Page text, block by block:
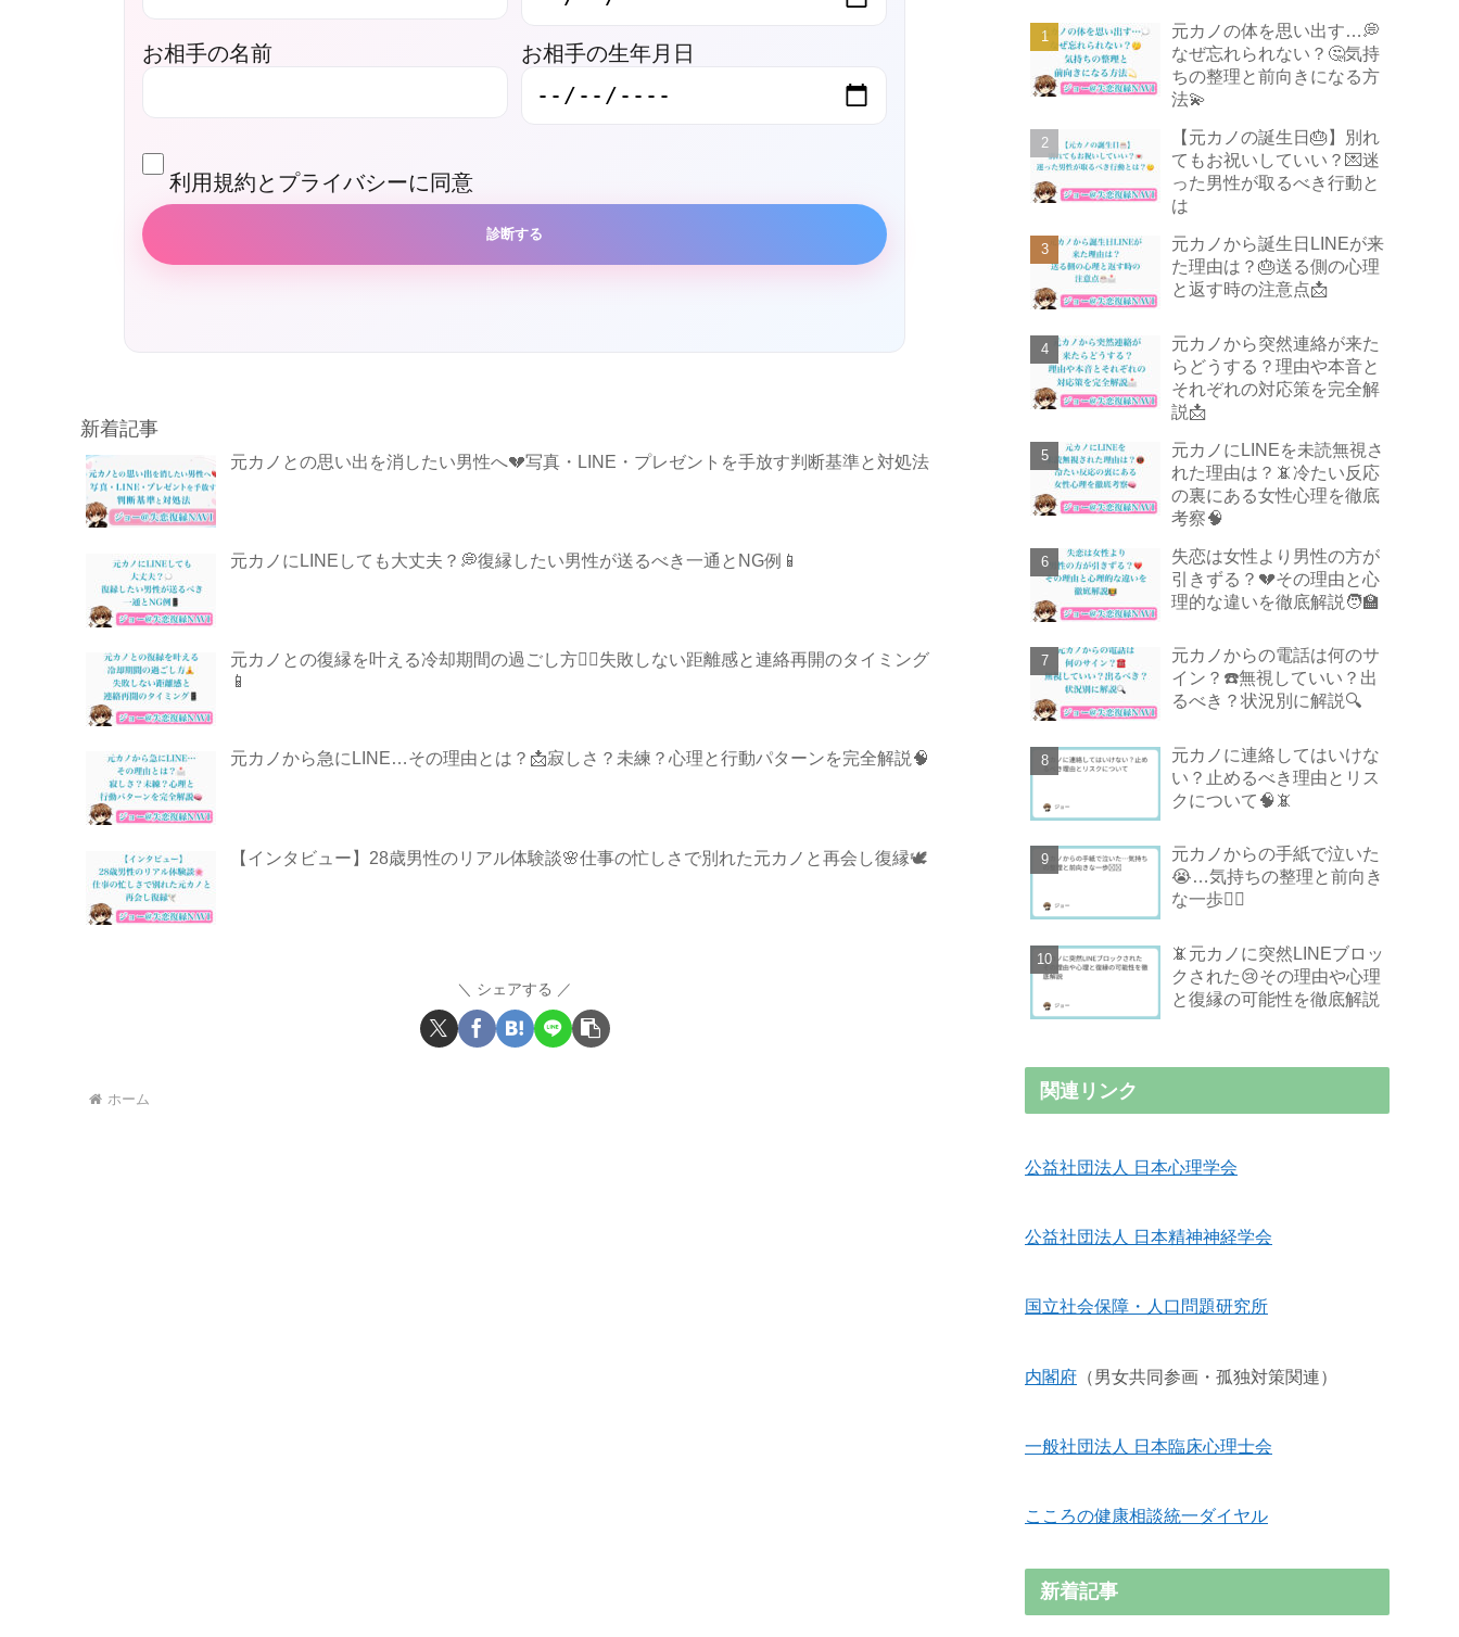
お相手の名前 お相手の生年月日
利用規約とプライバシーに同意
診断する
新着記事
元カノとの思い出を消したい男性へ💔写真・LINE・プレゼントを手放す判断基準と対処法
元カノにLINEしても大丈夫？💭復縁したい男性が送るべき一通とNG例📱
元カノとの復縁を叶える冷却期間の過ごし方🧘‍♂️失敗しない距離感と連絡再開のタイミング
📱
元カノから急にLINE…その理由とは？📩寂しさ？未練？心理と行動パターンを完全解説🧠
【インタビュー】28歳男性のリアル体験談🌸仕事の忙しさで別れた元カノと再会し復縁🕊️
シェアする
ホーム
元カノの体を思い出す…💭
なぜ忘れられない？🤔気持
ちの整理と前向きになる方
法💫
【元カノの誕生日🎂】別れ
てもお祝いしていい？💌迷
った男性が取るべき行動と
は
元カノから誕生日LINEが来
た理由は？🎂送る側の心理
と返す時の注意点📩
元カノから突然連絡が来た
らどうする？理由や本音と
それぞれの対応策を完全解
説📩
元カノにLINEを未読無視さ
れた理由は？📵冷たい反応
の裏にある女性心理を徹底
考察🧠
失恋は女性より男性の方が
引きずる？💔その理由と心
理的な違いを徹底解説🧑‍🏫
元カノからの電話は何のサ
イン？☎️無視していい？出
るべき？状況別に解説🔍
元カノに連絡してはいけな
い？止めるべき理由とリス
クについて🧠📵
元カノからの手紙で泣いた
😭…気持ちの整理と前向き
な一歩🚶‍♂️
📵元カノに突然LINEブロッ
クされた😢その理由や心理
と復縁の可能性を徹底解説
関連リンク
公益社団法人 日本心理学会
公益社団法人 日本精神神経学会
国立社会保障・人口問題研究所
内閣府 （男女共同参画・孤独対策関連）
一般社団法人 日本臨床心理士会
こころの健康相談統一ダイヤル
新着記事